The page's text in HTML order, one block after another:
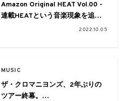
Amazon Original HEAT Vol.00 -
連載HEATという音楽現象を追う
Production Director）
2022.10.05
MUSIC
ザ・クロマニヨンズ、2年ぶりの
ツアー終幕。